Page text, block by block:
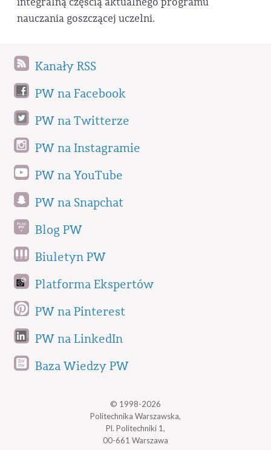
nauczania goszczącej uczelni.
Kanały RSS
PW na Facebook
PW na Twitterze
PW na Instagramie
PW na YouTube
PW na Snapchat
Blog PW
Biuletyn PW
Platforma Ekspertów
PW na Pinterest
PW na LinkedIn
Baza Wiedzy PW
© 1998-2026
Politechnika Warszawska,
Pl. Politechniki 1,
00-661 Warszawa